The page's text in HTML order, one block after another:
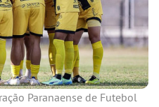
Paranaense de Futebol